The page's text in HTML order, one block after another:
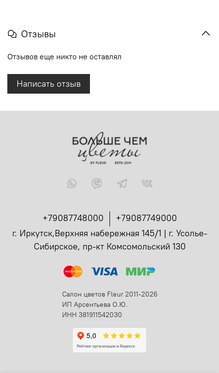
Отзывы
Отзывов еще никто не оставлял
Написать отзыв
+79087748000
+79087749000
г. Иркутск,Верхняя набережная 145/1 | г. Усолье-
Сибирское, пр-кт Комсомольский 130
Салон цветов Fleur 2011-2026
ИП Арсентьева О.Ю.
ИНН 381911542030